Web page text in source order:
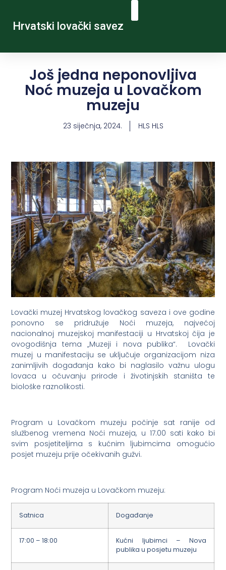
Hrvatski lovački savez
Još jedna neponovljiva
Noć muzeja u Lovačkom
muzeju
23 siječnja, 2024. HLS HLS
Lovački muzej Hrvatskog lovačkog saveza i ove godine
ponovno se pridružuje Noći muzeja, najvećoj
nacionalnoj muzejskoj manifestaciji u Hrvatskoj čija je
ovogodišnja tema „Muzeji i nova publika“. Lovački
muzej u manifestaciju se uključuje organizacijom niza
zanimljivih događanja kako bi naglasilo važnu ulogu
lovaca u očuvanju prirode i životinjskih staništa te
biološke raznolikosti.
Program u Lovačkom muzeju počinje sat ranije od
službenog vremena Noći muzeja, u 17.00 sati kako bi
svim posjetiteljima s kućnim ljubimcima omogućio
posjet muzeju prije očekivanih gužvi.
Program Noći muzeja u Lovačkom muzeju:
Satnica Događanje
17:00 – 18:00
Kućni ljubimci – Nova
publika u posjetu muzeju